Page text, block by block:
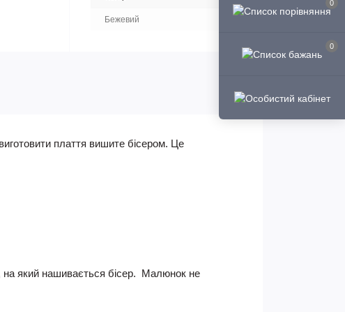
0
0
Бежевий
плаття вишите бісером. Це
на який нашивається бісер. Малюнок не